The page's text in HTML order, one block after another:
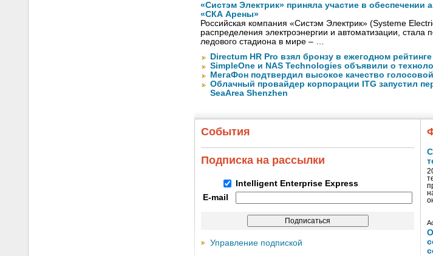
«Систэм Электрик» приняла участие в обеспечении
«СКА Арены»
Российская компания «Систэм Электрик» (Systeme
распределения электроэнергии и автоматизации,
ледового стадиона в мире – …
Directum HR Pro взял бронзу в ежегодном
SimpleOne и NAS Technologies объявили о
МегаФон подтвердил высокое качество
Облачный провайдер корпорации ITG запустил
SeaArea Shenzhen
События
Подписка на рассылки
Intelligent Enterprise Express
E-mail
Управление подпиской